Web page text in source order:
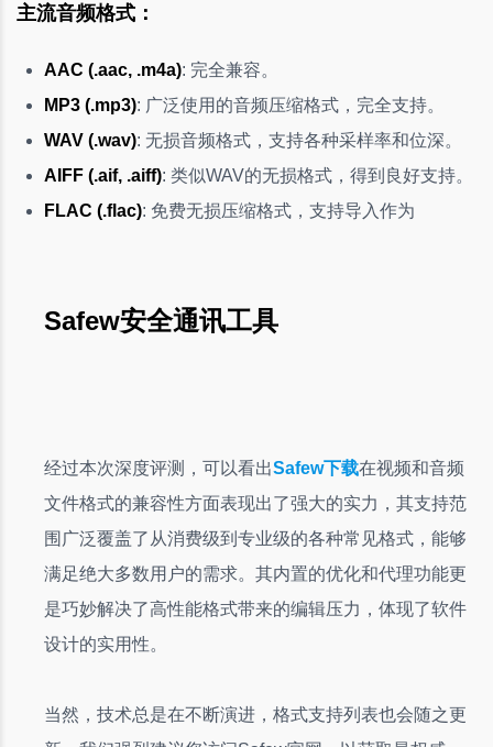
主流音频格式：
AAC (.aac, .m4a): 完全兼容。
MP3 (.mp3): 广泛使用的音频压缩格式，完全支持。
WAV (.wav): 无损音频格式，支持各种采样率和位深。
AIFF (.aif, .aiff): 类似WAV的无损格式，得到良好支持。
FLAC (.flac): 免费无损压缩格式，支持导入作为
Safew安全通讯工具
经过本次深度评测，可以看出Safew下载在视频和音频
文件格式的兼容性方面表现出了强大的实力，其支持范
围广泛覆盖了从消费级到专业级的各种常见格式，能够
满足绝大多数用户的需求。其内置的优化和代理功能更
是巧妙解决了高性能格式带来的编辑压力，体现了软件
设计的实用性。
当然，技术总是在不断演进，格式支持列表也会随之更